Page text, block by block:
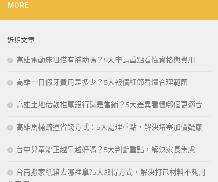
MORE
近期文章
高雄電動床租借有補助嗎？5大申請重點看懂資格與費用
高雄一日假牙費用是多少？5大報價細節看懂合理範圍
高雄土地借款推薦銀行還是當鋪？5大差異看懂哪個更適合
高雄馬桶疏通省錢方式：5大處理重點，解決堵塞加價疑慮
台中兒童矯正越早越好嗎？5大判斷重點，解決家長焦慮
台南搬家紙箱去哪裡拿?5大取得方式，解決打包材料不夠用